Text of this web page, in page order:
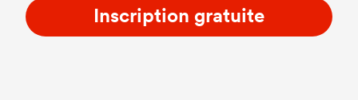
Inscription gratuite